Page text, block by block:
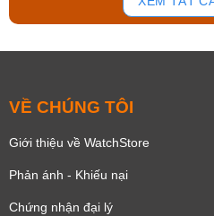
VỀ CHÚNG TÔI
Giới thiệu về WatchStore
Phản ánh - Khiếu nại
Chứng nhận đại lý